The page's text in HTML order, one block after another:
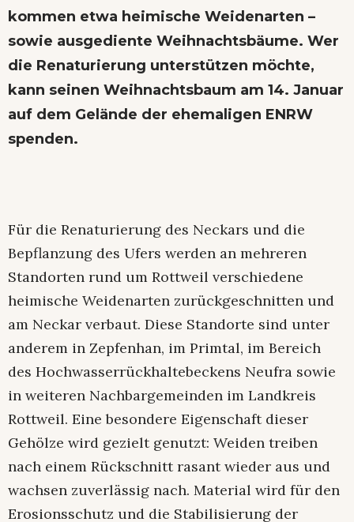
kommen etwa heimische Weidenarten –
sowie ausgediente Weihnachtsbäume. Wer
die Renaturierung unterstützen möchte,
kann seinen Weihnachtsbaum am 14. Januar
auf dem Gelände der ehemaligen ENRW
spenden.
Für die Renaturierung des Neckars und die
Bepflanzung des Ufers werden an mehreren
Standorten rund um Rottweil verschiedene
heimische Weidenarten zurückgeschnitten und
am Neckar verbaut. Diese Standorte sind unter
anderem in Zepfenhan, im Primtal, im Bereich
des Hochwasserrückhaltebeckens Neufra sowie
in weiteren Nachbargemeinden im Landkreis
Rottweil. Eine besondere Eigenschaft dieser
Gehölze wird gezielt genutzt: Weiden treiben
nach einem Rückschnitt rasant wieder aus und
wachsen zuverlässig nach. Material wird für den
Erosionsschutz und die Stabilisierung der